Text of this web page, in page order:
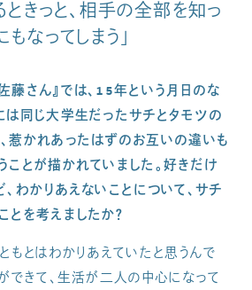
ときっと、相手の全部を知っ
なってしまう」
さん』では、15年という月日のな
は同じ大学生だったサチとタモツの
惹かれあったはずのお互いの違いも
ことが描かれていました。好きだけ
わかりあえないことについて、サチ
とを考えましたか？
もとはわかりあえていたと思うんで
できて、生活が二人の中心になって